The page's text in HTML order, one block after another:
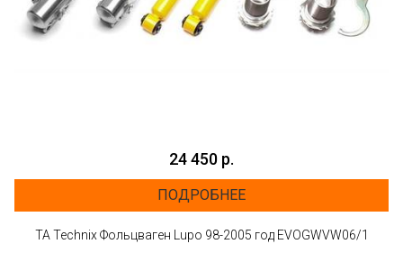
24 450 р.
ПОДРОБНЕЕ
ТА Technix Фольцваген Lupo 98-2005 год EVOGWVW06/1